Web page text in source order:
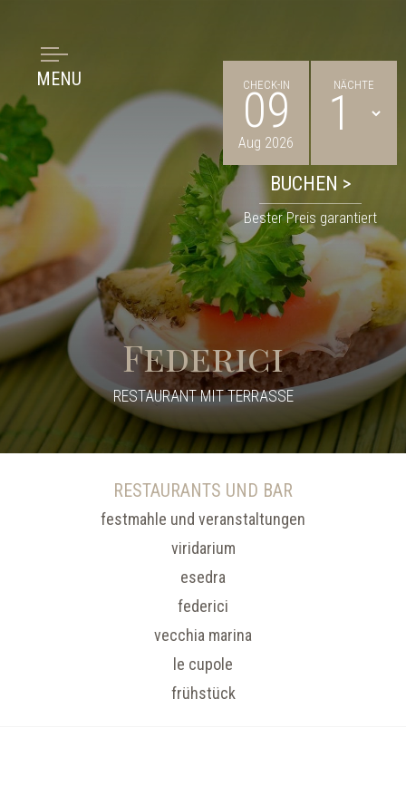
MENU CHECK-IN
09
Aug 2026
NÄCHTE
Bester Preis garantiert
Federici
RESTAURANT MIT TERRASSE
RESTAURANTS UND BAR
festmahle und veranstaltungen
viridarium
esedra
federici
vecchia marina
le cupole
frühstück